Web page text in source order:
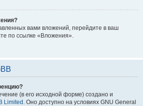
вами вложений, перейдите в ваш
по ссылке «Вложения».
(в его исходной форме) создано и
Limited . Оно доступно на условиях GNU General